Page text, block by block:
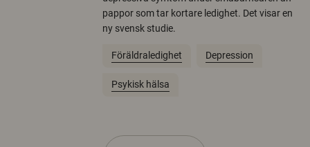
pappor som tar kortare ledighet. Det visar en
ny svensk studie.
Föräldraledighet Depression
Psykisk hälsa